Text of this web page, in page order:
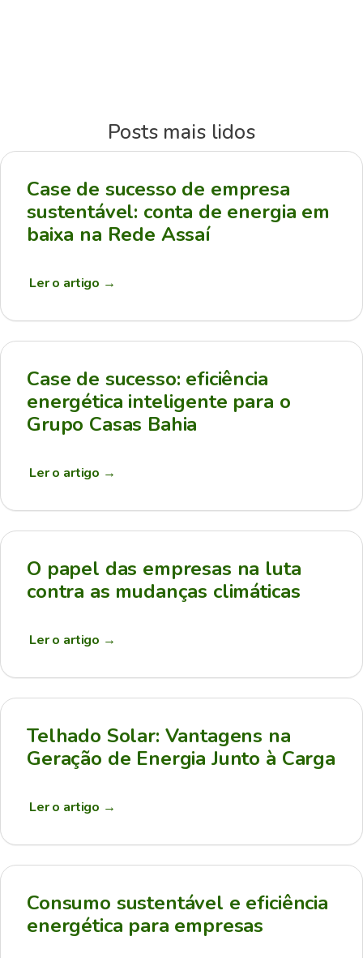
Posts mais lidos
Case de sucesso de empresa
sustentável: conta de energia em
baixa na Rede Assaí
Ler o artigo →
Case de sucesso: eficiência
energética inteligente para o
Grupo Casas Bahia
Ler o artigo →
O papel das empresas na luta
contra as mudanças climáticas
Ler o artigo →
Telhado Solar: Vantagens na
Geração de Energia Junto à Carga
Ler o artigo →
Consumo sustentável e eficiência
energética para empresas